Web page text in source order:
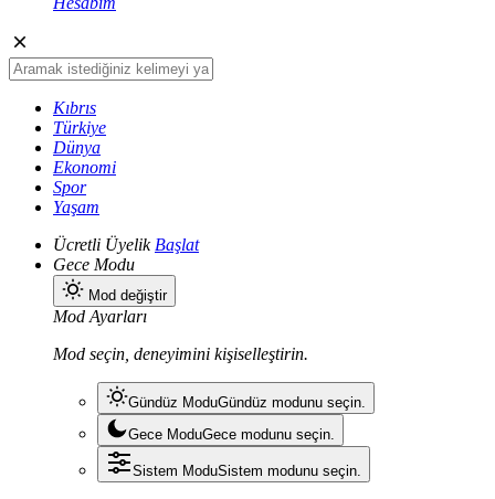
Kıbrıs
Türkiye
Dünya
Ekonomi
Spor
Yaşam
Ücretli Üyelik Başlat
Gece Modu
Mod değiştir
Mod Ayarları
Mod seçin, deneyimini kişiselleştirin.
Gündüz ModuGündüz modunu seçin.
Gece ModuGece modunu seçin.
Sistem ModuSistem modunu seçin.